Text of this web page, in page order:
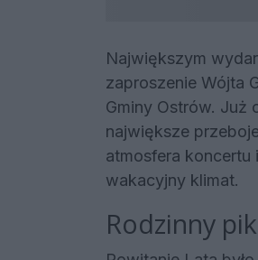
Największym
zaproszenie Wójta
Gminy Ostrów. Już
największe
atmosfera koncertu
wakacyjny klimat.
Rodzinny